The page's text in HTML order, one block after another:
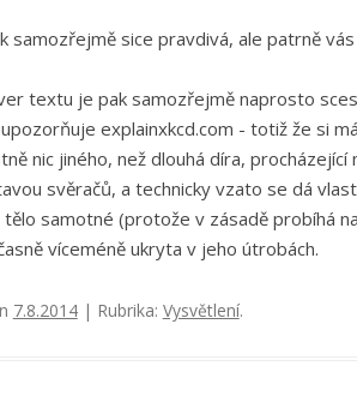
samozřejmě sice pravdivá, ale patrně
textu je pak samozřejmě naprosto
explainxkcd.com - totiž že si
nic jiného, než dlouhá díra,
svěračů, a technicky vzato se dá
tělo samotné (protože v zásadě probíhá
víceméně ukryta v jeho útrobách.
7.8.2014| Rubrika: Vysvětlení.